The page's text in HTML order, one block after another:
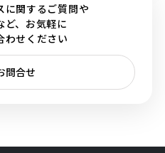
に関するご質問や
ど、お気軽に
わせください
問合せ